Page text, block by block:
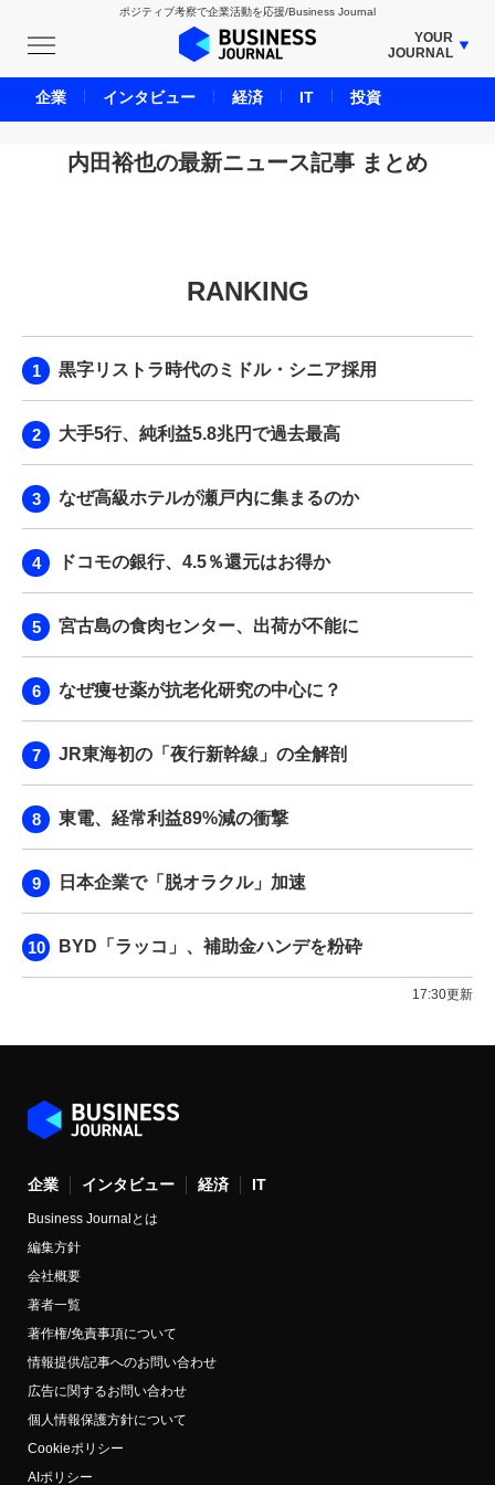
ポジティブ考察で企業活動を応援/Business Journal
YOUR
JOURNAL
BUSINESS JOURNAL
UNICORN JOURNAL
CARBON CREDITS JOURNAL
LIFE ENDING JOURNAL
BPaaS JOURNAL
内田裕也の最新ニュース記事 まとめ
RANKING
黒字リストラ時代のミドル・シニア採用
大手5行、純利益5.8兆円で過去最高
なぜ高級ホテルが瀬戸内に集まるのか
ドコモの銀行、4.5％還元はお得か
宮古島の食肉センター、出荷が不能に
なぜ痩せ薬が抗老化研究の中心に？
JR東海初の「夜行新幹線」の全解剖
東電、経常利益89%減の衝撃
日本企業で「脱オラクル」加速
BYD「ラッコ」、補助金ハンデを粉砕
17:30更新
企業 インタビュー 経済 IT
Business Journalとは
編集方針
会社概要
著者一覧
著作権/免責事項について
情報提供/記事へのお問い合わせ
広告に関するお問い合わせ
個人情報保護方針について
Cookieポリシー
AIポリシー
企業 インタビュー 経済 IT 投資